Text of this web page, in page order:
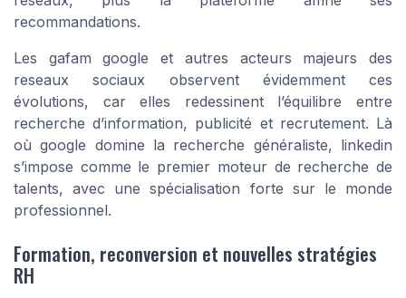
recommandations.
Les gafam google et autres acteurs majeurs des
reseaux sociaux observent évidemment ces
évolutions, car elles redessinent l’équilibre entre
recherche d’information, publicité et recrutement. Là
où google domine la recherche généraliste, linkedin
s’impose comme le premier moteur de recherche de
talents, avec une spécialisation forte sur le monde
professionnel.
Formation, reconversion et nouvelles stratégies
RH